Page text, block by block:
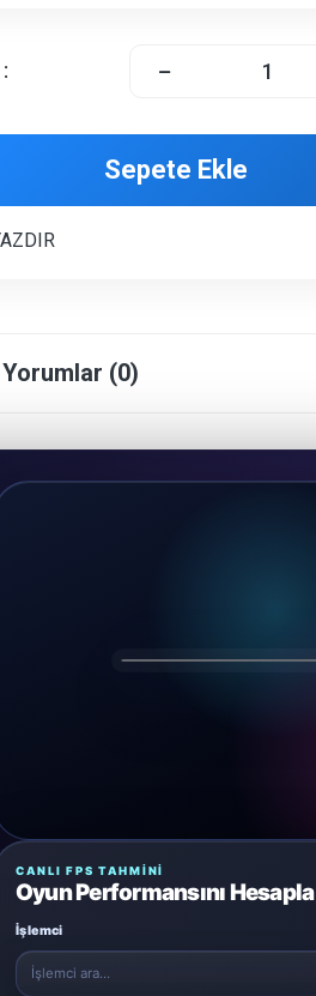
Sepete Ekle
Yorumlar (0)
CANLI FPS TAHMINI
Oyun Performansını Hesapla
İşlemci